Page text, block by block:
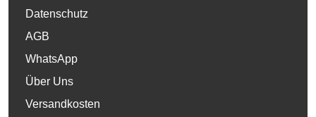
Datenschutz
AGB
WhatsApp
Über Uns
Versandkosten